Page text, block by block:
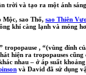
trời và tạo ra một ánh
Mộc, sao Thổ, sao Thiên
khí càng lạnh và mỏng
tropopause , “(vùng đỉnh
hiện ra tropopauses
nhau – ở áp suất
và David đã sử dụng